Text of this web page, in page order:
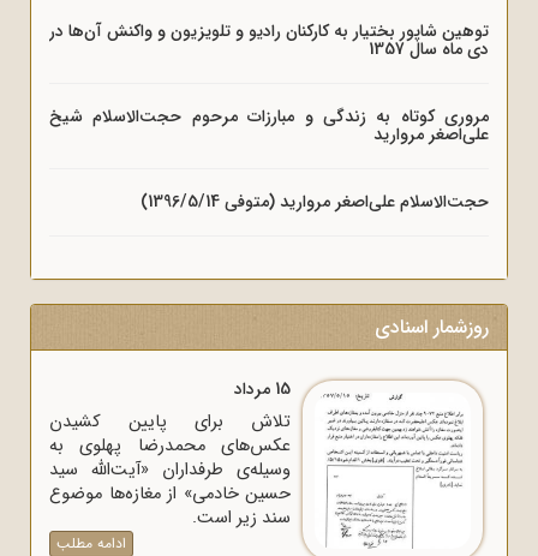
توهین شاپور بختیار به کارکنان رادیو و تلویزیون و واکنش آن‌ها در
دی ماه سال 1357
مروری کوتاه به زندگی و مبارزات مرحوم حجت‌الاسلام شیخ
علی‌اصغر مروارید
حجت‌الاسلام علی‌اصغر مروارید (متوفی 1396/5/14)
روزشمار اسنادی
15 مرداد
تلاش برای پایین کشیدن
عکس‌های محمدرضا پهلوی به
وسیله‌ی طرفداران «آیت‌الله سید
حسین خادمی» از مغازه‌ها موضوع
سند زیر است.
ادامه مطلب